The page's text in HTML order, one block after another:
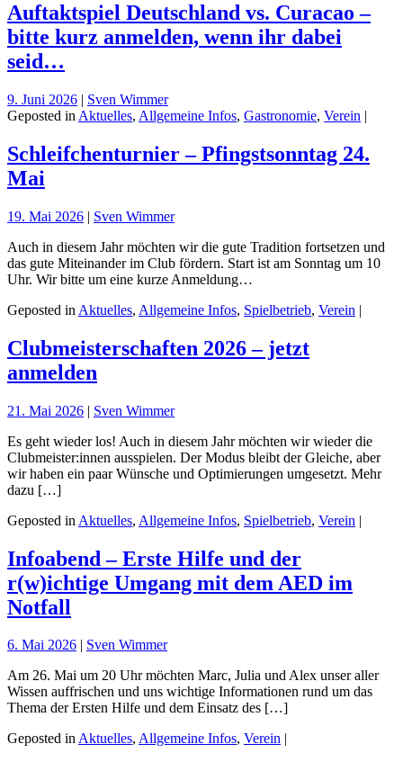
Auftaktspiel Deutschland vs. Curacao –
bitte kurz anmelden, wenn ihr dabei
seid…
9. Juni 2026 | Sven Wimmer
Geposted in Aktuelles, Allgemeine Infos, Gastronomie, Verein |
Schleifchenturnier – Pfingstsonntag 24.
Mai
19. Mai 2026 | Sven Wimmer
Auch in diesem Jahr möchten wir die gute Tradition fortsetzen und
das gute Miteinander im Club fördern. Start ist am Sonntag um 10
Uhr. Wir bitte um eine kurze Anmeldung…
Geposted in Aktuelles, Allgemeine Infos, Spielbetrieb, Verein |
Clubmeisterschaften 2026 – jetzt
anmelden
21. Mai 2026 | Sven Wimmer
Es geht wieder los! Auch in diesem Jahr möchten wir wieder die
Clubmeister:innen ausspielen. Der Modus bleibt der Gleiche, aber
wir haben ein paar Wünsche und Optimierungen umgesetzt. Mehr
dazu […]
Geposted in Aktuelles, Allgemeine Infos, Spielbetrieb, Verein |
Infoabend – Erste Hilfe und der
r(w)ichtige Umgang mit dem AED im
Notfall
6. Mai 2026
Sven Wimmer
Am 26. Mai um 20 Uhr möchten Marc, Julia und Alex unser aller
Wissen auffrischen und uns wichtige Informationen rund um das
Thema der Ersten Hilfe und dem Einsatz des […]
Geposted inAktuelles, Allgemeine Infos, Verein